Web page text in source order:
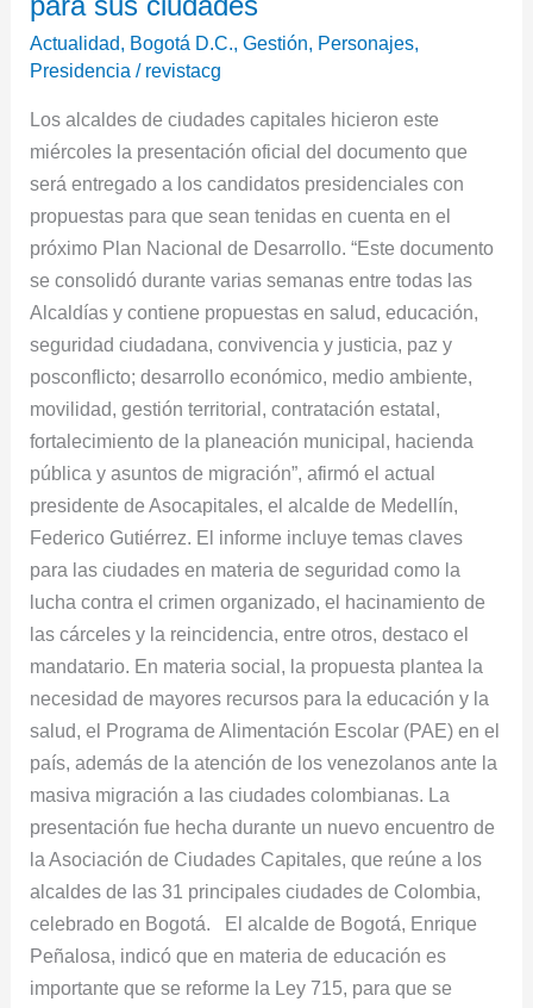
para sus ciudades
Actualidad, Bogotá D.C.,Gestión, Personajes,
Presidencia / revistacg
Los alcaldes de ciudades capitales hicieron este
miércoles la presentación oficial del documento que
será entregado a los candidatos presidenciales con
propuestas para que sean tenidas en cuenta en el
próximo Plan Nacional de Desarrollo. “Este documento
se consolidó durante varias semanas entre todas las
Alcaldías y contiene propuestas en salud, educación,
seguridad ciudadana, convivencia y justicia, paz y
posconflicto; desarrollo económico, medio ambiente,
movilidad, gestión territorial, contratación estatal,
fortalecimiento de la planeación municipal, hacienda
pública y asuntos de migración”, afirmó el actual
presidente de Asocapitales, el alcalde de Medellín,
Federico Gutiérrez. El informe incluye temas claves
para las ciudades en materia de seguridad como la
lucha contra el crimen organizado, el hacinamiento de
las cárceles y la reincidencia, entre otros, destaco el
mandatario. En materia social, la propuesta plantea la
necesidad de mayores recursos para la educación y la
salud, el Programa de Alimentación Escolar (PAE) en el
país, además de la atención de los venezolanos ante la
masiva migración a las ciudades colombianas. La
presentación fue hecha durante un nuevo encuentro de
la Asociación de Ciudades Capitales, que reúne a los
alcaldes de las 31 principales ciudades de Colombia,
celebrado en Bogotá. El alcalde de Bogotá, Enrique
Peñalosa, indicó que en materia de educación es
importante que se reforme la Ley 715, para que se
presidenciales
propuestas
para
sus
ciudades